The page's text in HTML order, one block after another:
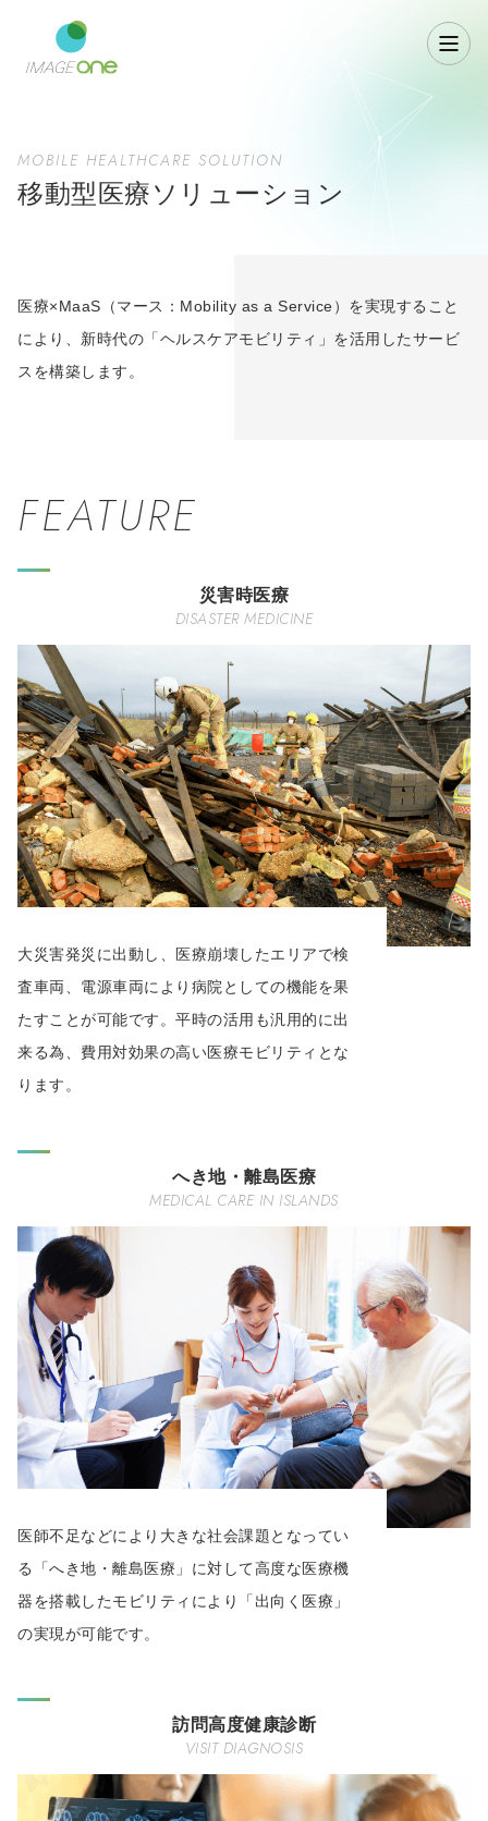
MOBILE HEALTHCARE SOLUTION
移動型医療ソリューション
医療×MaaS（マース：Mobility as a Service）を実現すること
により、新時代の「ヘルスケアモビリティ」を活用したサービ
スを構築します。
FEATURE
災害時医療
DISASTER MEDICINE
大災害発災に出動し、医療崩壊したエリアで検
査車両、電源車両により病院としての機能を果
たすことが可能です。平時の活用も汎用的に出
来る為、費用対効果の高い医療モビリティとな
ります。
へき地・離島医療
MEDICAL CARE IN ISLANDS
医師不足などにより大きな社会課題となってい
る「へき地・離島医療」に対して高度な医療機
器を搭載したモビリティにより「出向く医療」
の実現が可能です。
訪問高度健康診断
VISIT DIAGNOSIS